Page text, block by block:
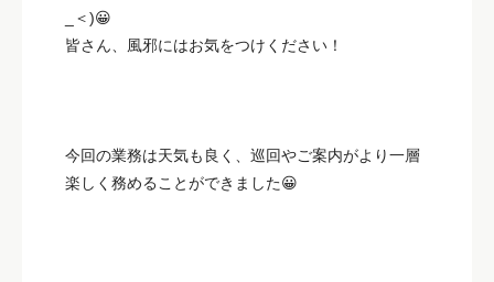
_＜)😀
皆さん、風邪にはお気をつけください！
今回の業務は天気も良く、巡回やご案内がより一層
楽しく務めることができました😀